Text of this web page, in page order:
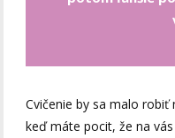
Cvičenie by sa malo
keď máte pocit, že na